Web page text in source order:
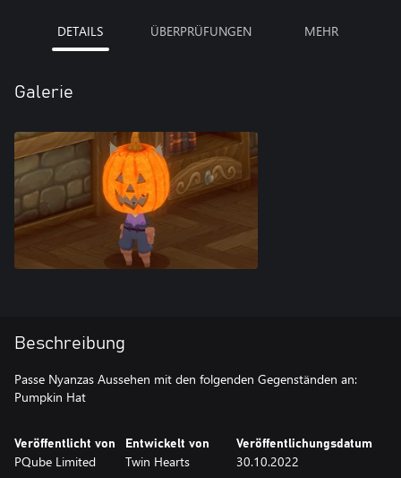
DETAILS ÜBERPRÜFUNGEN MEHR
Galerie
Beschreibung
Passe Nyanzas Aussehen mit den folgenden Gegenständen an:
Pumpkin Hat
Veröffentlicht von
PQube Limited
Entwickelt von
Twin Hearts
Veröffentlichungsdatum
30.10.2022